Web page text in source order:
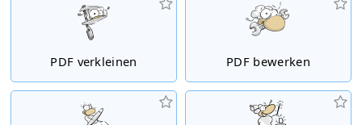
PDF verkleinen PDF bewerken